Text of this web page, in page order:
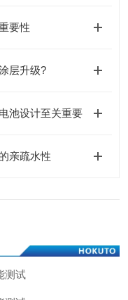
要性
层升级?
池设计至关重要
亲疏水性